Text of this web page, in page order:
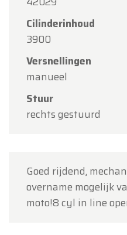
Cilinderinhoud
3900
Versnellingen
manueel
Stuur
rechts gestuurd
Goed rijdend,
overname mogelijk
moto!8 cyl in line